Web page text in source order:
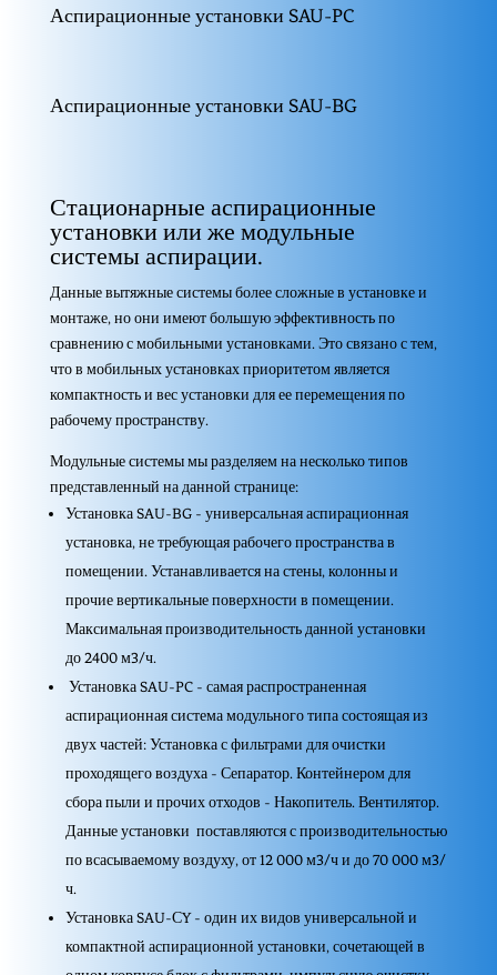
Аспирационные установки SAU-PC
Аспирационные установки SAU-BG
Стационарные аспирационные
установки или же модульные
системы аспирации.
Данные вытяжные системы более сложные в установке и
монтаже, но они имеют большую эффективность по
сравнению с мобильными установками. Это связано с тем,
что в мобильных установках приоритетом является
компактность и вес установки для ее перемещения по
рабочему пространству.
Модульные системы мы разделяем на несколько типов
представленный на данной странице:
Установка SAU-BG - универсальная аспирационная
установка, не требующая рабочего пространства в
помещении. Устанавливается на стены, колонны и
прочие вертикальные поверхности в помещении.
Максимальная производительность данной установки
до 2400 м3/ч.
Установка SAU-PC - самая распространенная
аспирационная система модульного типа состоящая из
двух частей: Установка с фильтрами для очистки
проходящего воздуха - Сепаратор. Контейнером для
сбора пыли и прочих отходов - Накопитель. Вентилятор.
Данные установки поставляются с производительностью
по всасываемому воздуху, от 12 000 м3/ч и до 70 000 м3/
ч.
Установка SAU-СY - один их видов универсальной и
компактной аспирационной установки, сочетающей в